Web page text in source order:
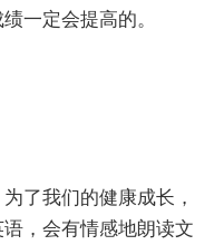
一定会提高的。
了我们的健康成长，
，会有情感地朗读文